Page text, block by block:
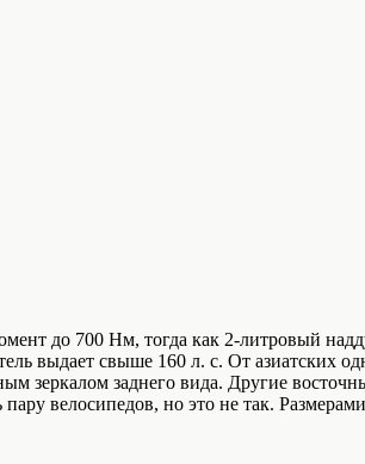
до 700 Нм, тогда как 2‑литровый
выдает свыше 160 л. с. От азиатских
зеркалом заднего вида. Другие
велосипедов, но это не так.